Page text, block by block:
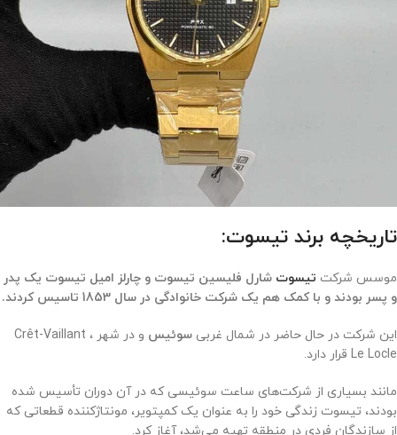
تاریخچه برند تیسوت:
موسس شرکت تیسوت شارل فلیسین تیسوت و چارلز امیل تیسوت یک پدر
و پسر بودند و با کمک هم یک شرکت خانوادگی در سال 1853 تاسیس کردند.
این شرکت در حال حاضر در شمال غربی سوئیس
و در شهر Crêt-Vaillant ،
Le Locle قرار دارد.
مانند بسیاری از شرکت‌های ساعت سوئیسی که در آن دوران تأسیس شده
بودند، تیسوت زندگی خود را به عنوان یک کمپتویر، مونتاژکننده قطعاتی که
از سازندگان فردی در منطقه تهیه می‌شد، آغاز کرد.